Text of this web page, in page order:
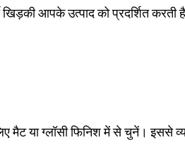
खिड़की आपके उत्पाद को प्रदर्शित
मैट या ग्लॉसी फिनिश में से चुनें। इससे